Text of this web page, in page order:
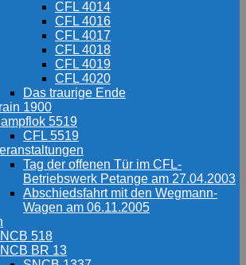
CFL 4014
CFL 4016
CFL 4017
CFL 4018
CFL 4019
CFL 4020
Das traurige Ende
1900
5519
CFL 5519
Tag der offenen Tür im CFL-
Betriebswerk Petange am 27.04.2003
Abschiedsfahrt mit den Wegmann-
Wagen am 06.11.2005
518
BR 13